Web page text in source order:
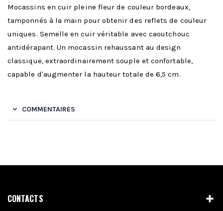
Mocassins en cuir pleine fleur de couleur bordeaux,
tamponnés à la main pour obtenir des reflets de couleur
uniques. Semelle en cuir véritable avec caoutchouc
antidérapant. Un mocassin rehaussant au design
classique, extraordinairement souple et confortable,
capable d'augmenter la hauteur totale de 6,5 cm.
COMMENTAIRES
CONTACTS